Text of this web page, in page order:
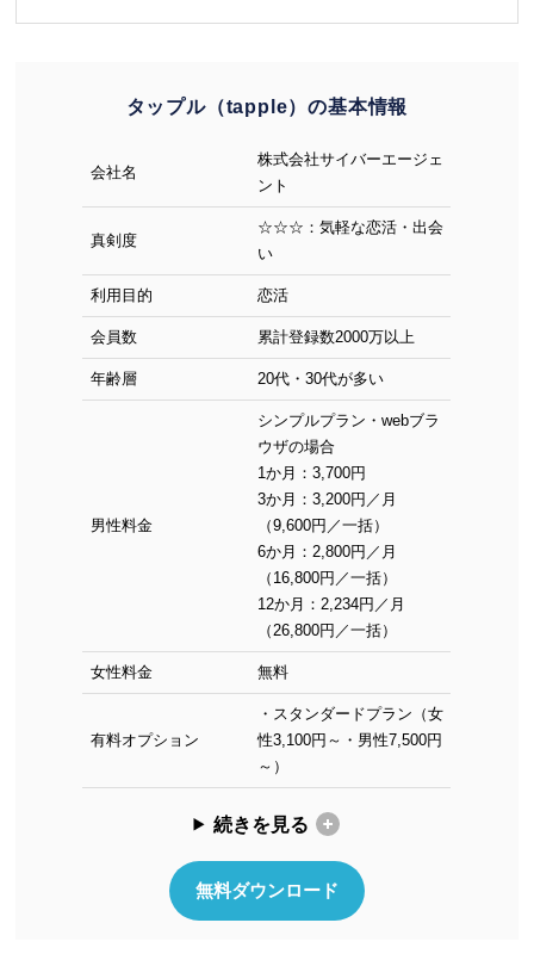
タップル（tapple）の基本情報
会社名
株式会社サイバーエージェ
ント
真剣度
☆☆☆：気軽な恋活・出会
い
利用目的 恋活
会員数 累計登録数2000万以上
年齢層 20代・30代が多い
男性料金
シンプルプラン・webブラ
ウザの場合
1か月：3,700円
3か月：3,200円／月
（9,600円／一括）
6か月：2,800円／月
（16,800円／一括）
12か月：2,234円／月
（26,800円／一括）
女性料金 無料
有料オプション
・スタンダードプラン（女
性3,100円～・男性7,500円
～）
続きを見る
無料ダウンロード